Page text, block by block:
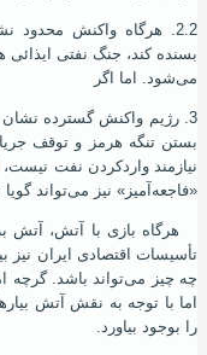
2.2. هرگاه واکنش
بسنده کند، جنگ نفتی ایذائی
می‌شود. اما اگر
3. رﮊیم واکنش گسترده
بستن تنگه هرمز و توقف
نیازمند واردکردن نفت
«فاجعه‌آمیز» نیز می‌تواند گویا
هرگاه بازی با آتش، آتش
تأسیسات اقتصادی ایران نیز
چه چیز می‌تواند باشد. گرچه
اما با توجه به نقش آتش
را بوجود بیاورد.